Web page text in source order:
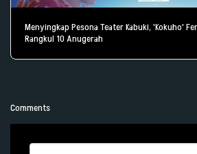
Menyingkap Pesona Teater Kabuki, 'Kokuho'
Rangkul 10 Anugerah
Comments